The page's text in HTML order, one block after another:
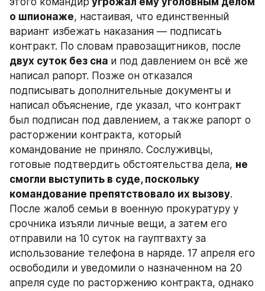
о шпионаже, настаивая, что единственный
вариант избежать наказания — подписать
двух суток без сна и под давлением он всё же
написал рапорт. Позже он отказался
подписывать дополнительные документы и
написал объяснение, где указал, что контракт
был подписан под давлением, а также рапорт о
расторжении контракта, который
командование не приняло. Сослуживцы,
готовые подтвердить обстоятельства дела, не
смогли выступить в суде, поскольку
командование препятствовало их вызову.
После жалоб семьи в военную прокуратуру у
срочника изъяли личные вещи, а затем его
отправили на 10 суток на гауптвахту за
использование телефона в наряде. 17 апреля его
освободили и уведомили о назначенном на 20
апреля суде по расторжению контракта, однако